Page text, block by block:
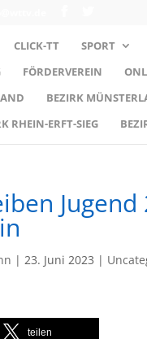
CLICK-TT SPORT
FÖRDERVEREIN
BEZIRK
RHEIN-ERFT-SIEG
| 23. Juni 2023 |
teilen